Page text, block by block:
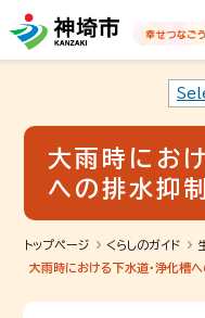
音声読み上げ用ナビゲーション
本文へ移動します
ページ最後（フッター）へ移動し
音声読み上げ用ナビゲーション
大雨時にお
への排水抑
トップページ くらしのガイド
大雨時における下水道・浄化槽